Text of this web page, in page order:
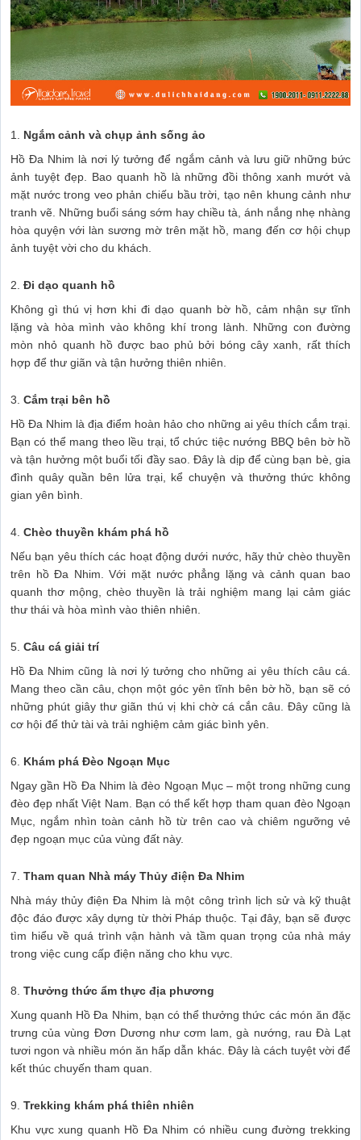
1. Ngắm cảnh và chụp ảnh sống ảo
Hồ Đa Nhim là nơi lý tưởng để ngắm cảnh và lưu giữ những bức
ảnh tuyệt đẹp. Bao quanh hồ là những đồi thông xanh mướt và
mặt nước trong veo phản chiếu bầu trời, tạo nên khung cảnh như
tranh vẽ. Những buổi sáng sớm hay chiều tà, ánh nắng nhẹ nhàng
hòa quyện với làn sương mờ trên mặt hồ, mang đến cơ hội chụp
ảnh tuyệt vời cho du khách.
2. Đi dạo quanh hồ
Không gì thú vị hơn khi đi dạo quanh bờ hồ, cảm nhận sự tĩnh
lặng và hòa mình vào không khí trong lành. Những con đường
mòn nhỏ quanh hồ được bao phủ bởi bóng cây xanh, rất thích
hợp để thư giãn và tận hưởng thiên nhiên.
3. Cắm trại bên hồ
Hồ Đa Nhim là địa điểm hoàn hảo cho những ai yêu thích cắm trại.
Bạn có thể mang theo lều trại, tổ chức tiệc nướng BBQ bên bờ hồ
và tận hưởng một buổi tối đầy sao. Đây là dịp để cùng bạn bè, gia
đình quây quần bên lửa trại, kể chuyện và thưởng thức không
gian yên bình.
4. Chèo thuyền khám phá hồ
Nếu bạn yêu thích các hoạt động dưới nước, hãy thử chèo thuyền
trên hồ Đa Nhim. Với mặt nước phẳng lặng và cảnh quan bao
quanh thơ mộng, chèo thuyền là trải nghiệm mang lại cảm giác
thư thái và hòa mình vào thiên nhiên.
5. Câu cá giải trí
Hồ Đa Nhim cũng là nơi lý tưởng cho những ai yêu thích câu cá.
Mang theo cần câu, chọn một góc yên tĩnh bên bờ hồ, bạn sẽ có
những phút giây thư giãn thú vị khi chờ cá cắn câu. Đây cũng là
cơ hội để thử tài và trải nghiệm cảm giác bình yên.
6. Khám phá Đèo Ngoạn Mục
Ngay gần Hồ Đa Nhim là đèo Ngoạn Mục – một trong những cung
đèo đẹp nhất Việt Nam. Bạn có thể kết hợp tham quan đèo Ngoạn
Mục, ngắm nhìn toàn cảnh hồ từ trên cao và chiêm ngưỡng vẻ
đẹp ngoạn mục của vùng đất này.
7. Tham quan Nhà máy Thủy điện Đa Nhim
Nhà máy thủy điện Đa Nhim là một công trình lịch sử và kỹ thuật
độc đáo được xây dựng từ thời Pháp thuộc. Tại đây, bạn sẽ được
tìm hiểu về quá trình vận hành và tầm quan trọng của nhà máy
trong việc cung cấp điện năng cho khu vực.
8. Thưởng thức ẩm thực địa phương
Xung quanh Hồ Đa Nhim, bạn có thể thưởng thức các món ăn đặc
trưng của vùng Đơn Dương như cơm lam, gà nướng, rau Đà Lạt
tươi ngon và nhiều món ăn hấp dẫn khác. Đây là cách tuyệt vời để
kết thúc chuyến tham quan.
9. Trekking khám phá thiên nhiên
Khu vực xung quanh Hồ Đa Nhim có nhiều cung đường trekking